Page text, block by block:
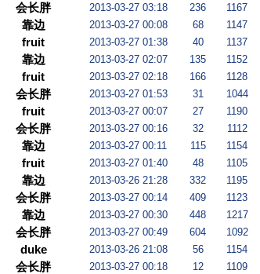
会长胖 2013-03-27 03:18 236 1167
靠边 2013-03-27 00:08 68 1147
fruit 2013-03-27 01:38 40 1137
靠边 2013-03-27 02:07 135 1152
fruit 2013-03-27 02:18 166 1128
会长胖 2013-03-27 01:53 31 1044
fruit 2013-03-27 00:07 27 1190
会长胖 2013-03-27 00:16 32 1112
靠边 2013-03-27 00:11 115 1154
fruit 2013-03-27 01:40 48 1105
靠边 2013-03-26 21:28 332 1195
会长胖 2013-03-27 00:14 409 1123
靠边 2013-03-27 00:30 448 1217
会长胖 2013-03-27 00:49 604 1092
duke 2013-03-26 21:08 56 1154
会长胖 2013-03-27 00:18 12 1109